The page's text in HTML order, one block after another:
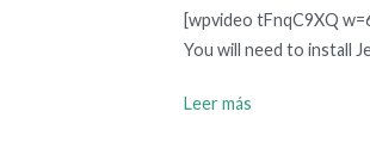
[wpvideo tFnqC9XQ
You will need to install
Leer más